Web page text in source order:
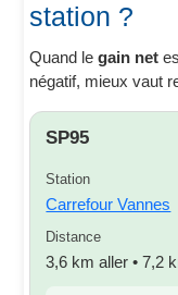
station ?
Quand legain net
négatif, mieux vaut
SP95
Station
Carrefour Vannes
Distance
3,6 km aller • 7,2